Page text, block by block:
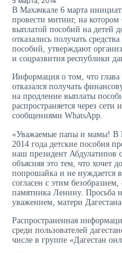
В Махачкале 6 марта
провести митинг, на котором
выплатой пособий на детей
отказались получать
пособий, утверждают
и соцразвития республики
Информация о том, что глава
отказался получать
на продление выплаты
распространяется через
сообщениями WhatsApp.
«Уважаемые папы и мамы! В
2014 года детские пособия
наш президент Абдулатипов
объясняя это тем, что хочет
попрошайка и не нуждается
согласен с этим
памятника Ленину. Просьба
уважением, матери
Распространенная
среди пользователей
числе в группе «Дагестан